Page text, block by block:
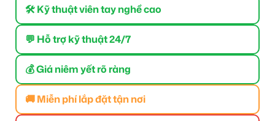
🛠 Kỹ thuật viên tay nghề cao
💬 Hỗ trợ kỹ thuật 24/7
💰 Giá niêm yết rõ ràng
🚚 Miễn phí lắp đặt tận nơi